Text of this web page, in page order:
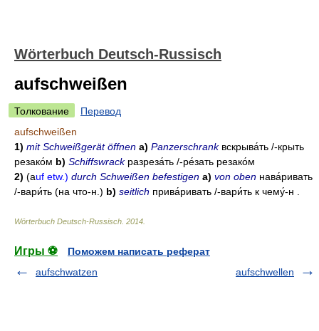
Wörterbuch Deutsch-Russisch
aufschweißen
Толкование
Перевод
aufschweißen
1) mit Schweißgerät öffnen a) Panzerschrank вскрыва́ть /-крыть
резако́м b) Schiffswrack разреза́ть /-ре́зать резако́м
2) (auf etw.) durch Schweißen befestigen a) von oben нава́ривать
/-вари́ть (на что-н.) b) seitlich прива́ривать /-вари́ть к чему́-н
Wörterbuch Deutsch-Russisch 2014
Игры ⚽
Поможем написать реферат
aufschwatzen
aufschwellen